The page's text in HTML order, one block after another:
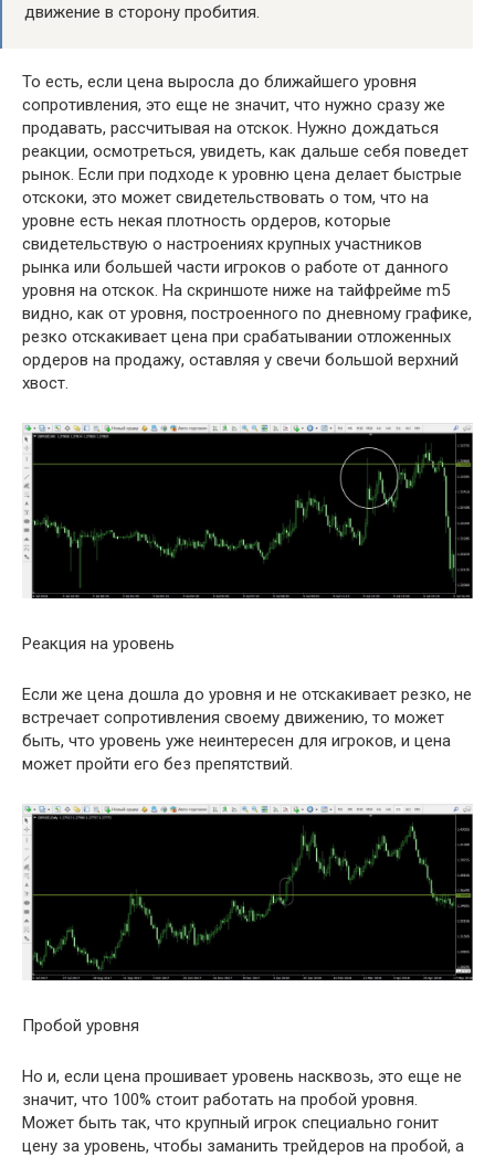
движение в сторону пробития.
То есть, если цена выросла до ближайшего уровня
сопротивления, это еще не значит, что нужно сразу же
продавать, рассчитывая на отскок. Нужно дождаться
реакции, осмотреться, увидеть, как дальше себя поведет
рынок. Если при подходе к уровню цена делает быстрые
отскоки, это может свидетельствовать о том, что на
уровне есть некая плотность ордеров, которые
свидетельствую о настроениях крупных участников
рынка или большей части игроков о работе от данного
уровня на отскок. На скриншоте ниже на тайфрейме m5
видно, как от уровня, построенного по дневному графикe,
резко отскакивает цена при срабатывании отложенных
ордеров на продажу, оставляя у свечи большой верхний
хвост.
Реакция на уровень
Если же цена дошла до уровня и не отскакивает резко, не
встречает сопротивления своему движению, то может
быть, что уровень уже неинтересен для игроков, и цена
может пройти его без препятствий.
Пробой уровня
Но и, если цена прошивает уровень насквозь, это еще не
значит, что 100% стоит работать на пробой уровня.
Может быть так, что крупный игрок специально гонит
цену за уровень, чтобы заманить трейдеров на пробой, а